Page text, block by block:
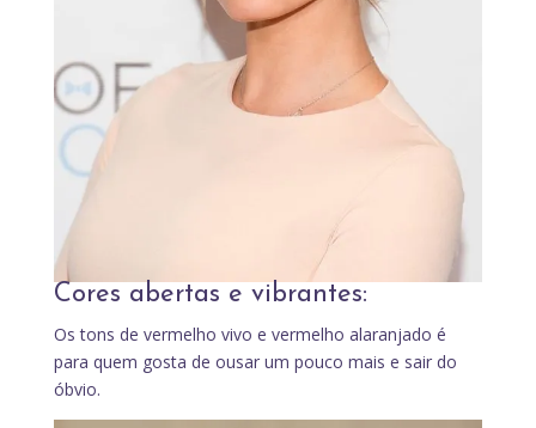
Cores abertas e vibrantes:
Os tons de vermelho vivo e vermelho alaranjado é
para quem gosta de ousar um pouco mais e sair do
óbvio.